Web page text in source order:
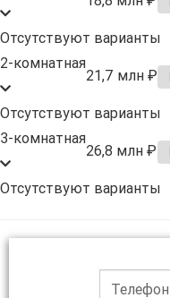
Отсутствуют варианты
2-комнатная
21,7 млн ₽
Отсутствуют варианты
3-комнатная
26,8 млн ₽
Отсутствуют варианты